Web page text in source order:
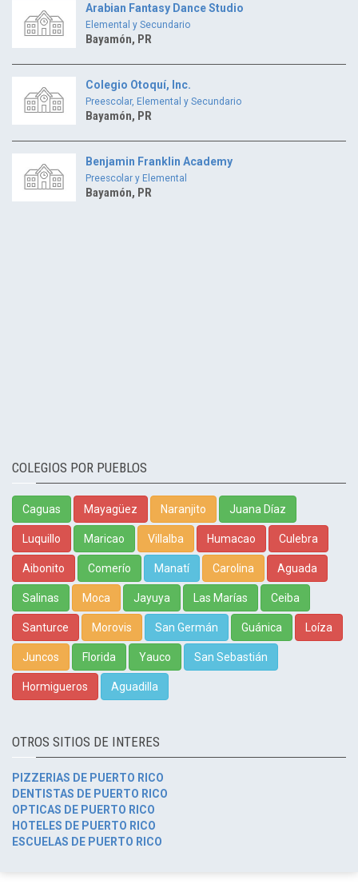
Arabian Fantasy Dance Studio
Elemental y Secundario
Bayamón, PR
Colegio Otoquí, Inc.
Preescolar, Elemental y Secundario
Bayamón, PR
Benjamin Franklin Academy
Preescolar y Elemental
Bayamón, PR
COLEGIOS POR PUEBLOS
Caguas Mayagüez Naranjito Juana Díaz
Luquillo Maricao Villalba Humacao Culebra
Aibonito Comerío Manatí Carolina Aguada
Salinas Moca Jayuya Las Marías Ceiba
Santurce Morovis San Germán Guánica Loíza
Juncos Florida Yauco San Sebastián
Hormigueros Aguadilla
OTROS SITIOS DE INTERES
PIZZERIAS DE PUERTO RICO
DENTISTAS DE PUERTO RICO
OPTICAS DE PUERTO RICO
HOTELES DE PUERTO RICO
ESCUELAS DE PUERTO RICO